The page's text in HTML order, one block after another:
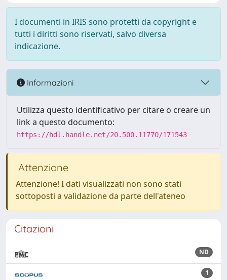
I documenti in IRIS sono protetti da copyright e
tutti i diritti sono riservati, salvo diversa
indicazione.
Informazioni
Utilizza questo identificativo per citare o creare un
link a questo documento:
https://hdl.handle.net/20.500.11770/171543
Attenzione
Attenzione! I dati visualizzati non sono stati
sottoposti a validazione da parte dell'ateneo
Citazioni
ND
1